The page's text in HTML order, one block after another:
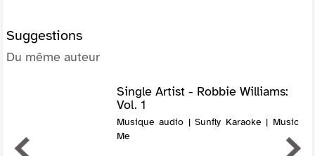
Suggestions
Du même auteur
Single Artist - Robbie Williams:
Vol. 1
Musique audio | Sunfly Karaoke | Music
Me